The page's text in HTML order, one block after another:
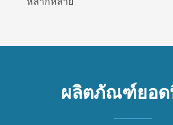
ผลิตภัณฑ์ยอ